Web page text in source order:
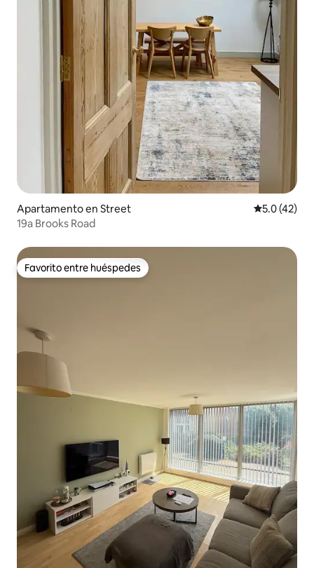
Apartamento en Street Calificación
5.0 (42)
19a Brooks Road
Favorito entre huéspedes
Favorito entre huéspedes